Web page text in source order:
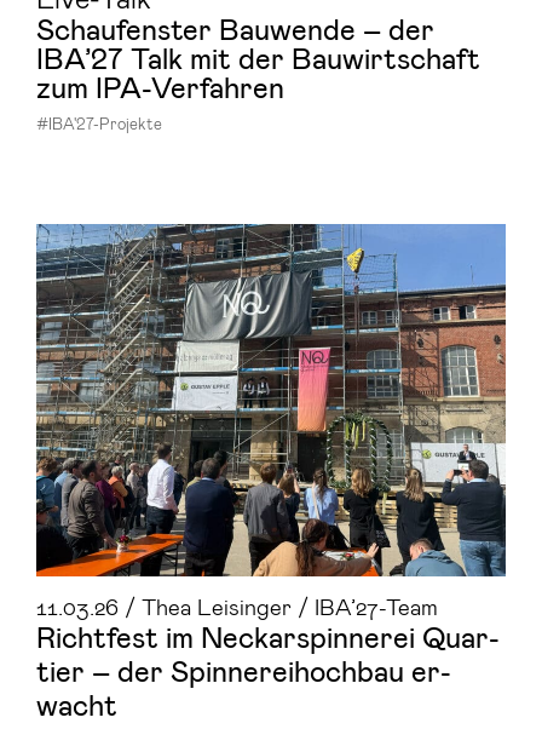
Schau­fens­ter Bau­wen­de – der
IBA’27 Talk mit der Bau­wirt­schaft
zum IPA-​Verfahren
#IBA'27-Projekte
11.03.26 / Thea Leisinger / IBA’27-Team
Richt­fest im Ne­ckar­spin­ne­rei Quar­
tier – der Spin­ne­rei­hoch­bau er­
wacht